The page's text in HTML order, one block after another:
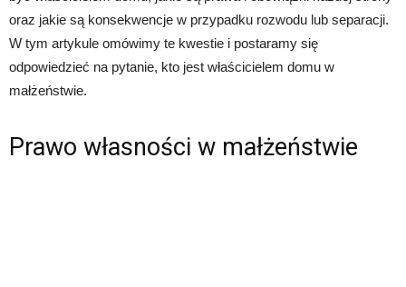
oraz jakie są konsekwencje w przypadku rozwodu lub separacji.
W tym artykule omówimy te kwestie i postaramy się
odpowiedzieć na pytanie, kto jest właścicielem domu w
małżeństwie.
Prawo własności w małżeństwie